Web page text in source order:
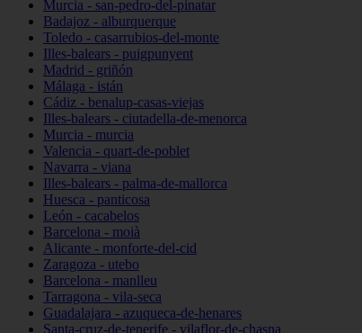
Murcia - san-pedro-del-pinatar
Badajoz - alburquerque
Toledo - casarrubios-del-monte
Illes-balears - puigpunyent
Madrid - griñón
Málaga - istán
Cádiz - benalup-casas-viejas
Illes-balears - ciutadella-de-menorca
Murcia - murcia
Valencia - quart-de-poblet
Navarra - viana
Illes-balears - palma-de-mallorca
Huesca - panticosa
León - cacabelos
Barcelona - moià
Alicante - monforte-del-cid
Zaragoza - utebo
Barcelona - manlleu
Tarragona - vila-seca
Guadalajara - azuqueca-de-henares
Santa-cruz-de-tenerife - vilaflor-de-chasna